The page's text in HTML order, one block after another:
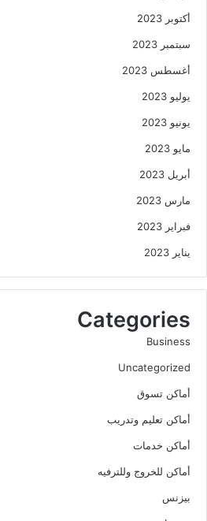
أكتوبر 2023
سبتمبر 2023
أغسطس 2023
يوليو 2023
يونيو 2023
مايو 2023
أبريل 2023
مارس 2023
فبراير 2023
يناير 2023
Categories
Business
Uncategorized
أماكن تسوق
أماكن تعليم وتدريب
أماكن خدمات
أماكن للخروج وللترفيه
بيزنس